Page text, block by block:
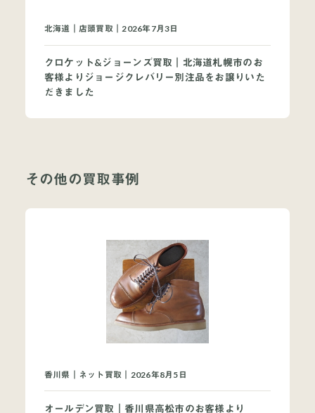
オンラインショップ
北海道｜店頭買取｜2026年7月3日
クロケット&ジョーンズ買取｜北海道札幌市のお
客様よりジョージクレバリー別注品をお譲りいた
だきました
その他の買取事例
香川県｜ネット買取｜2026年8月5日
オールデン買取｜香川県高松市のお客様より
買取ブランドページ